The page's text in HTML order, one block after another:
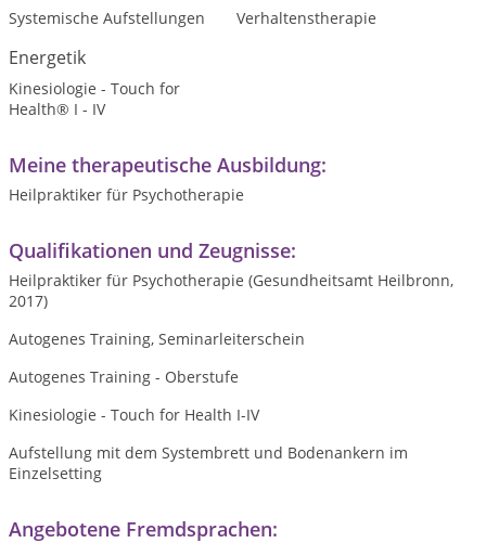
Systemische Aufstellungen Verhaltenstherapie
Energetik
Kinesiologie - Touch for
Health® I - IV
Meine therapeutische Ausbildung:
Heilpraktiker für Psychotherapie
Qualifikationen und Zeugnisse:
Heilpraktiker für Psychotherapie (Gesundheitsamt Heilbronn,
2017)
Autogenes Training, Seminarleiterschein
Autogenes Training - Oberstufe
Kinesiologie - Touch for Health I-IV
Aufstellung mit dem Systembrett und Bodenankern im
Einzelsetting
Angebotene Fremdsprachen: